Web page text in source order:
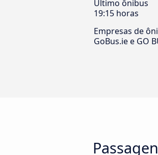
Último ônibus
19:15 horas
Empresas de
GoBus.ie e GO